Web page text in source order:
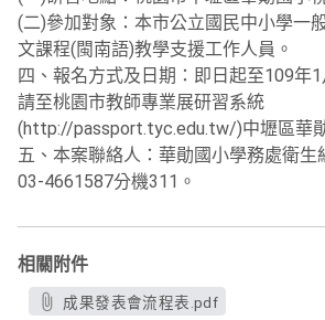
(二)參加對象：本市公立國民中小學一
文課程(閩南語)教學支援工作人員。
四、報名方式及日期：即日起至109年1
請至桃園市教師專業展研習系統
(http://passport.tyc.edu.tw/)中壢區華
五、本案聯絡人：華勛國小學務處衛生
03-4661587分機311。
相關附件
成果發表會流程表.pdf